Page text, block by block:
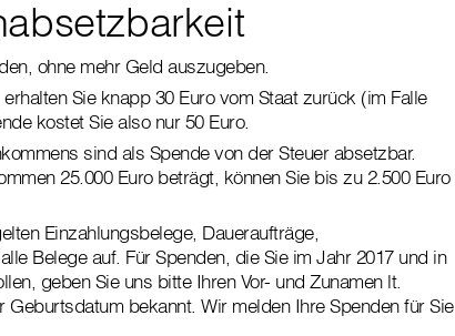
ohne mehr Geld auszugeben.
Sie knapp 30 Euro vom Staat zurück (im Falle
kostet Sie also nur 50 Euro.
sind als Spende von der Steuer absetzbar.
25.000 Euro beträgt, können Sie bis zu 2.500 Euro
Einzahlungsbelege, Daueraufträge,
Belege auf. Für Spenden, die Sie im Jahr 2017 und in
geben Sie uns bitte Ihren Vor- und Zunamen lt.
bekannt. Wir melden Ihre Spenden für Sie